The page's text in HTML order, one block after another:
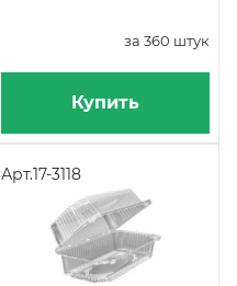
за 360 штук
Купить
Арт.17-3118